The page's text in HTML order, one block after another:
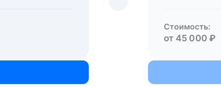
Стоимость:
от 45 000 ₽